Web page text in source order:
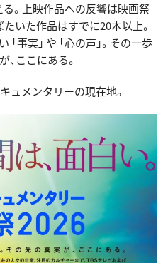
。上映作品への反響は映画祭
いた作品はすでに20本以上。
事実」 や 「心の声」。その一歩
ここにある。
ュメンタリーの現在地。